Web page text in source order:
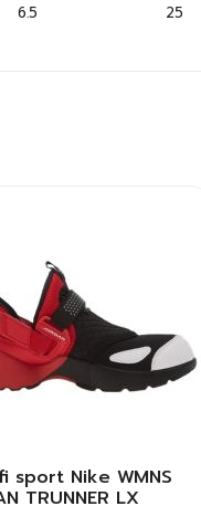
6.5 25
sport Nike WMNS
TRUNNER LX